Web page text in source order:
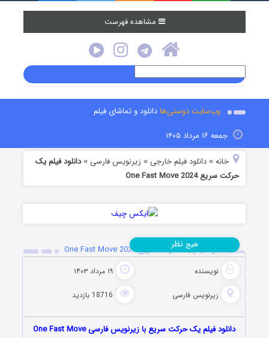
مشاهده فهرست
وب‌سایت دوستی‌هادانلود و تماشای فیلم
جمعه ۱۶ مرداد ۱۴۰۵
خانه »دانلود فیلم خارجی » زیرنویس فارسی »دانلود فیلم یک
حرکت سریع One Fast Move 2024
دانلود فیلم یک حرکت سریع One Fast Move 2024
نویسنده ۱۹ مرداد ۱۴۰۳
زیرنویس فارسی 18716 بازدید
هیچ نظر
دانلود فیلم یک حرکت سریع با زیرنویس فارسی One Fast Move